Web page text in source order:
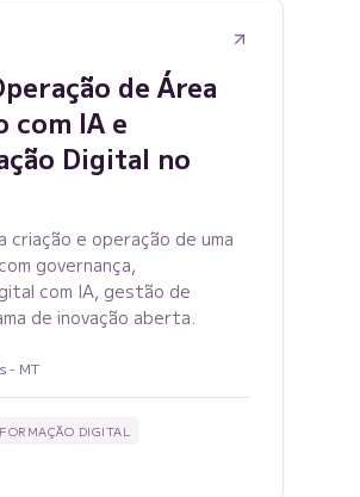
de Área
com IA e
Digital no
criação e operação de uma
governança,
com IA, gestão de
de inovação aberta.
- MT
DIGITAL